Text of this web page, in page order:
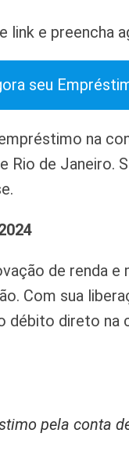
e preencha
seu
na
Rio de
de renda
Com sua
débito direto na
pela conta